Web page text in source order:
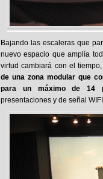
Bajando las escaleras que
nuevo espacio que amplía
virtud cambiará con el
de una zona modular que
para un máximo de 14
presentaciones y de señal